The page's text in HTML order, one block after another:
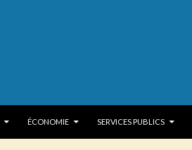
ÉCONOMIE SERVICES PUBLICS